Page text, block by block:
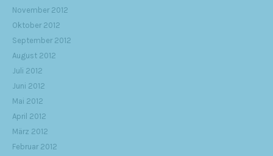
November 2012
Oktober 2012
September 2012
August 2012
Juli 2012
Juni 2012
Mai 2012
April 2012
März 2012
Februar 2012